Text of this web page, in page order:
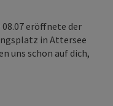
eröffnete der
in Attersee
uns schon auf dich,